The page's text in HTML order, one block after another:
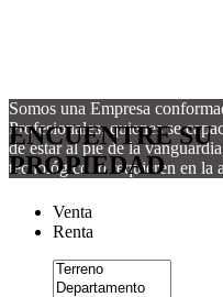
ENCUENTRE SU
PROPIEDAD
Venta
Renta
Somos una Empresa
Profesionales, quienes se
de estar al pie de la
tecnológico lo requieren en la